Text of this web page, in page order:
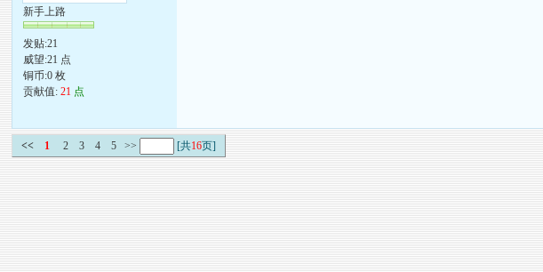
新手上路
发贴:21
威望:21 点
铜币:0 枚
贡献值:21 点
<< 1 2 3 4 5 >> [共16页]